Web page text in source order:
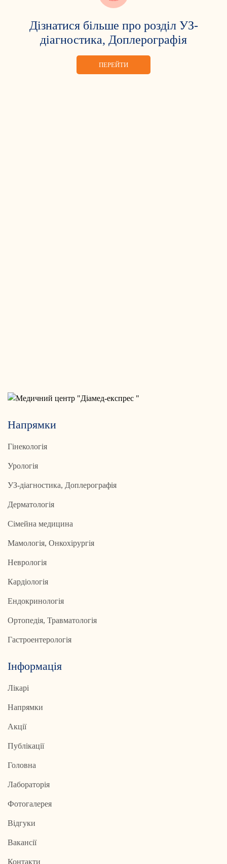
Дізнатися більше про розділ УЗ-
діагностика, Доплерографія
ПЕРЕЙТИ
Напрямки
Гінекологія
Урологія
УЗ-діагностика, Доплерографія
Дерматологія
Сімейна медицина
Мамологія, Онкохірургія
Неврологія
Кардіологія
Ендокринологія
Ортопедія, Травматологія
Гастроентерологія
Інформація
Лікарі
Напрямки
Акції
Публікації
Головна
Лабораторія
Фотогалерея
Відгуки
Вакансії
Контакти